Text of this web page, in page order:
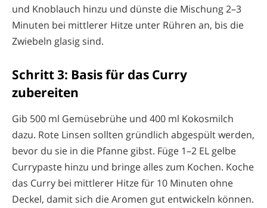
und Knoblauch hinzu und dünste die Mischung 2–3
Minuten bei mittlerer Hitze unter Rühren an, bis die
Zwiebeln glasig sind.
Schritt 3: Basis für das Curry
zubereiten
Gib 500 ml Gemüsebrühe und 400 ml Kokosmilch
dazu. Rote Linsen sollten gründlich abgespült werden,
bevor du sie in die Pfanne gibst. Füge 1–2 EL gelbe
Currypaste hinzu und bringe alles zum Kochen. Koche
das Curry bei mittlerer Hitze für 10 Minuten ohne
Deckel, damit sich die Aromen gut entwickeln können.